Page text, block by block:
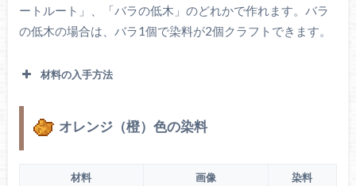
ートルート」、「バラの低木」のどれかで作れます。バラ
の低木の場合は、バラ1個で染料が2個クラフトできます。
材料の入手方法
多くのバイオームで自然に生成されています。一
オレンジ（橙）色の染料
材料 画像 染料